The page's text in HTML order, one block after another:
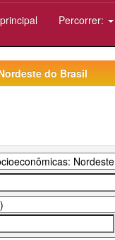
Percorrer:
do Brasil